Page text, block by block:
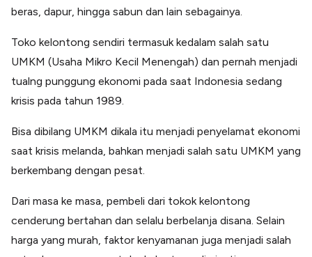
beras, dapur, hingga sabun dan lain sebagainya.
Toko kelontong sendiri termasuk kedalam salah satu
UMKM (Usaha Mikro Kecil Menengah) dan pernah menjadi
tualng punggung ekonomi pada saat Indonesia sedang
krisis pada tahun 1989.
Bisa dibilang UMKM dikala itu menjadi penyelamat ekonomi
saat krisis melanda, bahkan menjadi salah satu UMKM yang
berkembang dengan pesat.
Dari masa ke masa, pembeli dari tokok kelontong
cenderung bertahan dan selalu berbelanja disana. Selain
harga yang murah, faktor kenyamanan juga menjadi salah